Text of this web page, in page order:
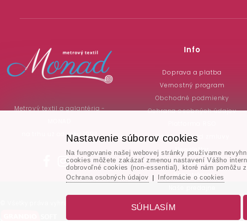
Metrový textil a galantéria -
na trhu už od roku 1993
Info
Doprava a platba
Vernostný program
Obchodné podmienky
Ochrana osobných údajov
Odstúpenie od zmluvy
Newsletter
Prihlásenie
Registrácia
© Všetky práva vyhradené - www.monad.sk
Nastavenie súborov cookies
Na fungovanie našej webovej stránky používame
cookies môžete zakázať zmenou nastavení Vášho
dobrovoľné cookies (non-essential), ktoré nám
Ochrana osobných údajov
Informácie o cookies
SÚHLASÍM